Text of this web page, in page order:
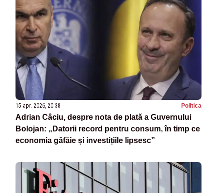
15 apr. 2026, 20:38 Politica
Adrian Câciu, despre nota de plată a Guvernului
Bolojan: „Datorii record pentru consum, în timp ce
economia gâfâie și investițiile lipsesc”